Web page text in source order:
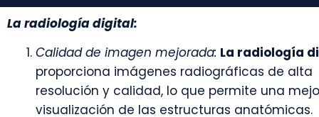
La radiología digital:
Calidad de imagen mejorada: La radiología
proporciona imágenes radiográficas de alta
resolución y calidad, lo que permite una
visualización de las estructuras anatómicas.